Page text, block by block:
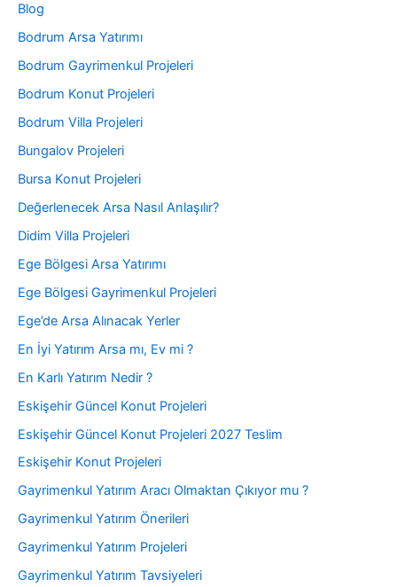
Blog
Bodrum Arsa Yatırımı
Bodrum Gayrimenkul Projeleri
Bodrum Konut Projeleri
Bodrum Villa Projeleri
Bungalov Projeleri
Bursa Konut Projeleri
Değerlenecek Arsa Nasıl Anlaşılır?
Didim Villa Projeleri
Ege Bölgesi Arsa Yatırımı
Ege Bölgesi Gayrimenkul Projeleri
Ege’de Arsa Alınacak Yerler
En İyi Yatırım Arsa mı, Ev mi ?
En Karlı Yatırım Nedir ?
Eskişehir Güncel Konut Projeleri
Eskişehir Güncel Konut Projeleri 2027 Teslim
Eskişehir Konut Projeleri
Gayrimenkul Yatırım Aracı Olmaktan Çıkıyor mu ?
Gayrimenkul Yatırım Önerileri
Gayrimenkul Yatırım Projeleri
Gayrimenkul Yatırım Tavsiyeleri